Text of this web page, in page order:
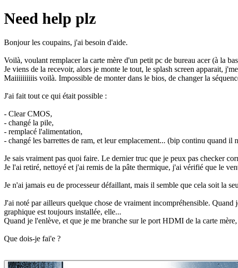
Need help plz
Bonjour les coupains, j'ai besoin d'aide.
Voilà, voulant remplacer la carte mère d'un petit pc de bureau acer (à la
Je viens de la recevoir, alors je monte le tout, le splash screen apparait,
Maiiiiiiiiiis voilà. Impossible de monter dans le bios, de changer la
J'ai fait tout ce qui était possible :
- Clear CMOS,
- changé la pile,
- remplacé l'alimentation,
- changé les barrettes de ram, et leur emplacement... (bip continu quand il
Je sais vraiment pas quoi faire. Le dernier truc que je peux pas checker
Je l'ai retiré, nettoyé et j'ai remis de la pâte thermique, j'ai vérifié que le
Je n'ai jamais eu de processeur défaillant, mais il semble que cela soit la
J'ai noté par ailleurs quelque chose de vraiment incompréhensible.
graphique est toujours installée, elle...
Quand je l'enlève, et que je me branche sur le port HDMI de la carte
Que dois-je fai'e ?